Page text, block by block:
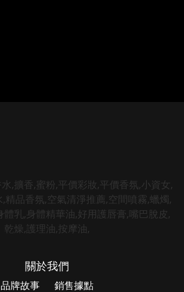
關於我們
品牌故事 銷售據點